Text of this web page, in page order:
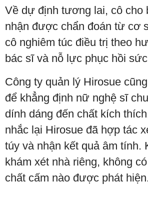
Về dự định tương lai, cô cho
nhận được chẩn đoán từ cơ
cô nghiêm túc điều trị theo
bác sĩ và nỗ lực phục hồi
Công ty quản lý Hirosue
để khẳng định nữ nghệ sĩ
dính dáng đến chất kích
nhắc lại Hirosue đã hợp tác
túy và nhận kết quả âm tính.
khám xét nhà riêng, không
chất cấm nào được phát